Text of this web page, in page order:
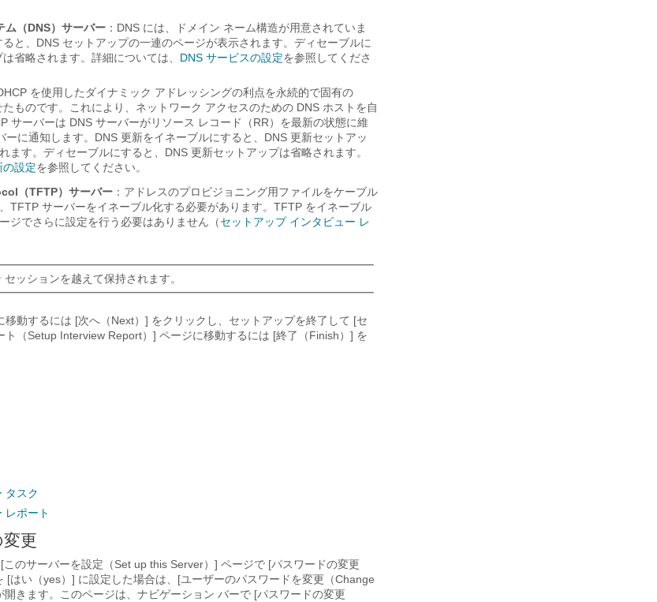
ム（DNS）サーバー ：DNS には、ドメイン ネーム構造が用意されていま
と、DNS セットアップの一連のページが表示されます。ディセーブルに
省略されます。詳細については、 DNS サービスの設定を参照してくださ
を使用したダイナミック アドレッシングの利点を永続的で固有の
ものです。これにより、ネットワーク アクセスのための DNS ホストを自
サーバーは DNS サーバーがリソース レコード（RR）を最新の状態に維
ーに通知します。DNS 更新をイネーブルにすると、DNS 更新セットアッ
ます。ディセーブルにすると、DNS 更新セットアップは省略されます。
の設定を参照してください。
（TFTP）サーバー ：アドレスのプロビジョニング用ファイルをケーブル
TFTP サーバーをイネーブル化する必要があります。TFTP をイネーブル
ジでさらに設定を行う必要はありません（セットアップ インタビュー レ
ッションを越えて保持されます。
動するには [次へ（Next） ] をクリックし、セットアップを終了して [セ
（Setup Interview Report）] ページに移動するには [終了（Finish） ] を
タスク
レポート
更
のサーバーを設定（Set up this Server）] ページで [パスワードの変更
[はい（yes） ] に設定した場合は、[ユーザーのパスワードを変更（Change
きます。このページは、ナビゲーション バーで [パスワードの変更